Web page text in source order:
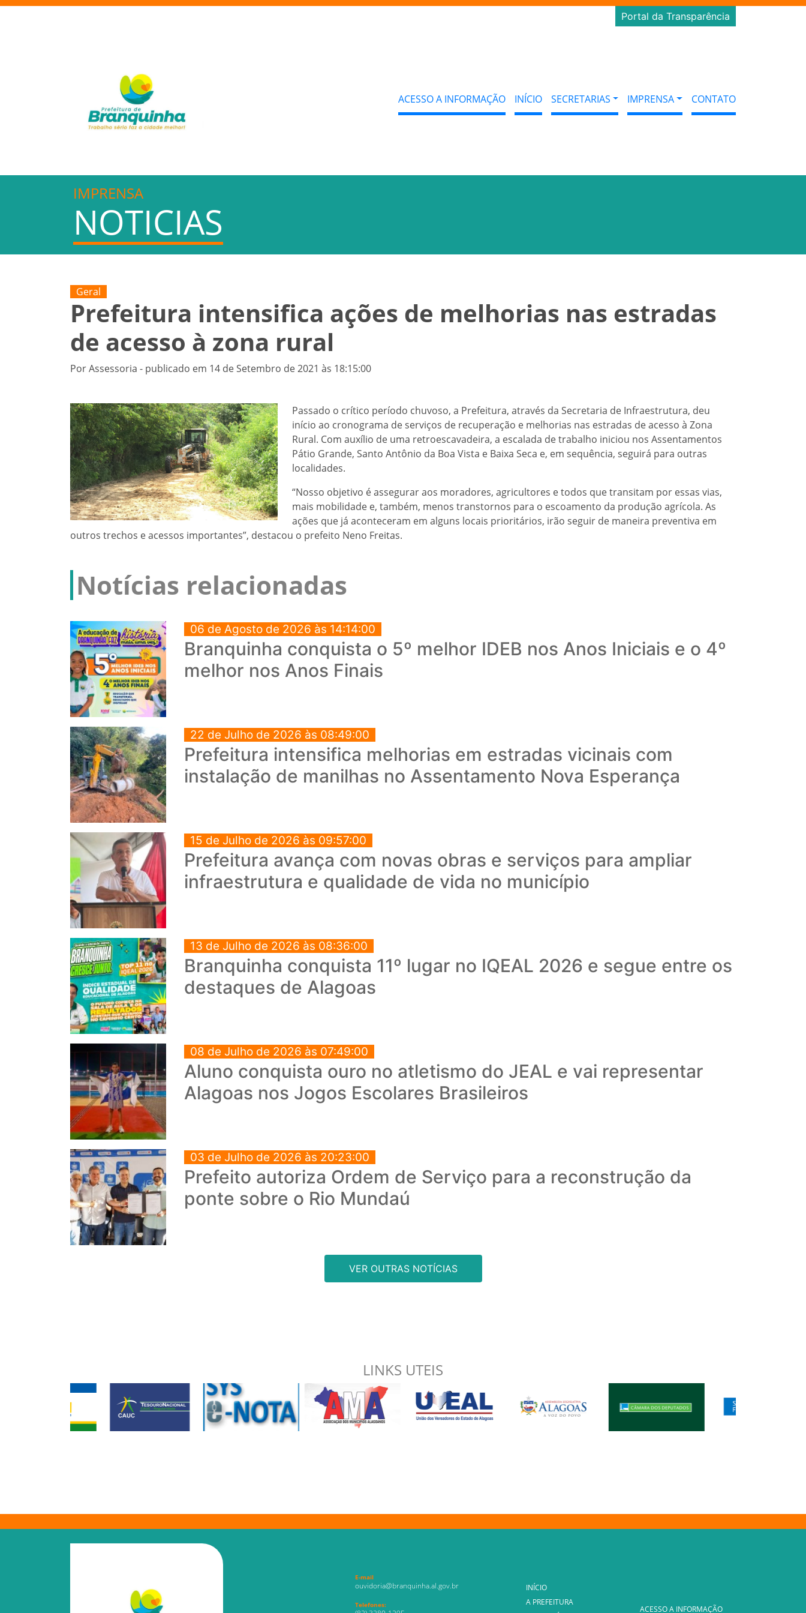
Portal da Transparência
ACESSO A INFORMAÇÃO INÍCIO SECRETARIAS IMPRENSA CONTATO
IMPRENSA
NOTICIAS
Geral
Prefeitura intensifica ações de melhorias nas estradas
de acesso à zona rural
Por Assessoria - publicado em 14 de Setembro de 2021 às 18:15:00
Passado o crítico período chuvoso, a Prefeitura, através da Secretaria de Infraestrutura, deu
início ao cronograma de serviços de recuperação e melhorias nas estradas de acesso à Zona
Rural. Com auxílio de uma retroescavadeira, a escalada de trabalho iniciou nos Assentamentos
Pátio Grande, Santo Antônio da Boa Vista e Baixa Seca e, em sequência, seguirá para outras
localidades.
“Nosso objetivo é assegurar aos moradores, agricultores e todos que transitam por essas vias,
mais mobilidade e, também, menos transtornos para o escoamento da produção agrícola. As
ações que já aconteceram em alguns locais prioritários, irão seguir de maneira preventiva em
outros trechos e acessos importantes”, destacou o prefeito Neno Freitas.
Notícias relacionadas
06 de Agosto de 2026 às 14:14:00
Branquinha conquista o 5º melhor IDEB nos Anos Iniciais e o 4º
melhor nos Anos Finais
22 de Julho de 2026 às 08:49:00
Prefeitura intensifica melhorias em estradas vicinais com
instalação de manilhas no Assentamento Nova Esperança
15 de Julho de 2026 às 09:57:00
Prefeitura avança com novas obras e serviços para ampliar
infraestrutura e qualidade de vida no município
13 de Julho de 2026 às 08:36:00
Branquinha conquista 11º lugar no IQEAL 2026 e segue entre os
destaques de Alagoas
08 de Julho de 2026 às 07:49:00
Aluno conquista ouro no atletismo do JEAL e vai representar
Alagoas nos Jogos Escolares Brasileiros
03 de Julho de 2026 às 20:23:00
Prefeito autoriza Ordem de Serviço para a reconstrução da
ponte sobre o Rio Mundaú
VER OUTRAS NOTÍCIAS
LINKS UTEIS
E-mail
ouvidoria@branquinha.al.gov.br
Telefones:
INÍCIO
A PREFEITURA
ACESSO A INFORMAÇÃO